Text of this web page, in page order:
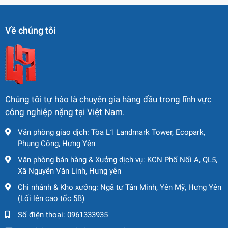
ghế ngồi giảm chấn giúp tài xế làm việc lâu mà không bị
mỏi mệt. Tầm nhìn rộng cũng giúp kiểm soát tốt hơn trong
quá trình nâng hạ.
2.2 Ứng dụng thực tế của xe
nâng dầu KOMATSU 25 tấn.
Xe nâng hàng KOMATSU FD250-7 không chỉ phù hợp với
ngành xây dựng mà còn được ưa chuộng tại:
Cảng biển, bến bãi: nâng container, thiết bị nặng,
hàng hóa cồng kềnh.
Nhà máy công nghiệp nặng: di chuyển nguyên vật
liệu, thép cuộn, máy móc lớn.
Xí nghiệp chế tạo cơ khí, sản xuất bê tông: cần xe
nâng tải trọng cao, làm việc cường độ lớn.
Về chúng tôi
Chúng tôi tự hào là chuyên gia hàng đầu trong lĩnh vực
công nghiệp nặng tại Việt Nam.
Văn phòng giao dịch: Tòa L1 Landmark Tower, Ecopark,
Phụng Công, Hưng Yên
Văn phòng bán hàng & Xưởng dịch vụ: KCN Phố Nối A, QL5,
Xã Nguyễn Văn Linh, Hưng yên
Chi nhánh & Kho xưởng: Ngã tư Tân Minh, Yên Mỹ, Hưng Yên
(Lối lên cao tốc 5B)
Số điện thoại: 0961333935